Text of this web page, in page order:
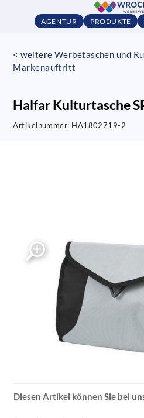
AGENTUR PRODUKTE
< weitere Werbetaschen und
Markenauftritt
Halfar Kulturtasche
Artikelnummer: HA1802719-2
Diesen Artikel können Sie bei